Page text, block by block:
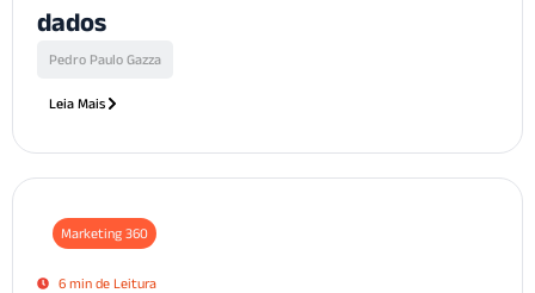
dados
Pedro Paulo Gazza
Leia Mais
Marketing 360
6 min de Leitura